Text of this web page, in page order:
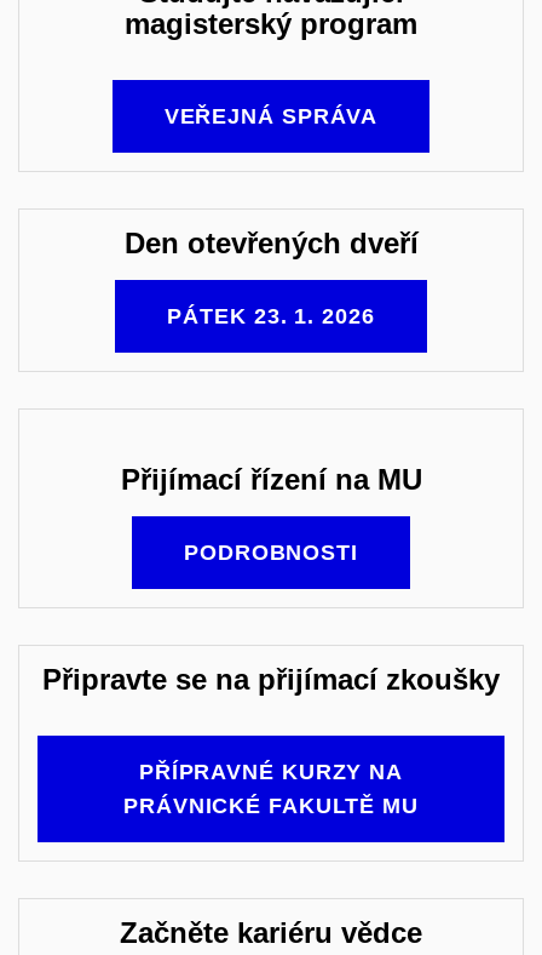
magisterský program
VEŘEJNÁ SPRÁVA
Den otevřených dveří
PÁTEK 23. 1. 2026
Přijímací řízení na MU
PODROBNOSTI
Připravte se na přijímací zkoušky
PŘÍPRAVNÉ KURZY NA
PRÁVNICKÉ FAKULTĚ MU
Začněte kariéru vědce